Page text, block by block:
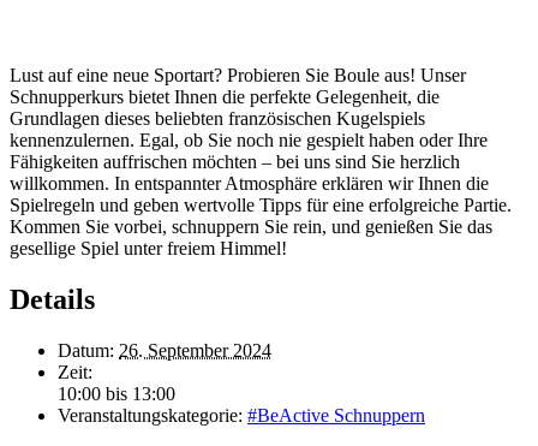
Lust auf eine neue Sportart? Probieren Sie Boule aus! Unser
Schnupperkurs bietet Ihnen die perfekte Gelegenheit, die
Grundlagen dieses beliebten französischen Kugelspiels
kennenzulernen. Egal, ob Sie noch nie gespielt haben oder Ihre
Fähigkeiten auffrischen möchten – bei uns sind Sie herzlich
willkommen. In entspannter Atmosphäre erklären wir Ihnen die
Spielregeln und geben wertvolle Tipps für eine erfolgreiche Partie.
Kommen Sie vorbei, schnuppern Sie rein, und genießen Sie das
gesellige Spiel unter freiem Himmel!
Details
Datum: 26. September 2024
Zeit:
10:00 bis 13:00
Veranstaltungskategorie: #BeActive Schnuppern